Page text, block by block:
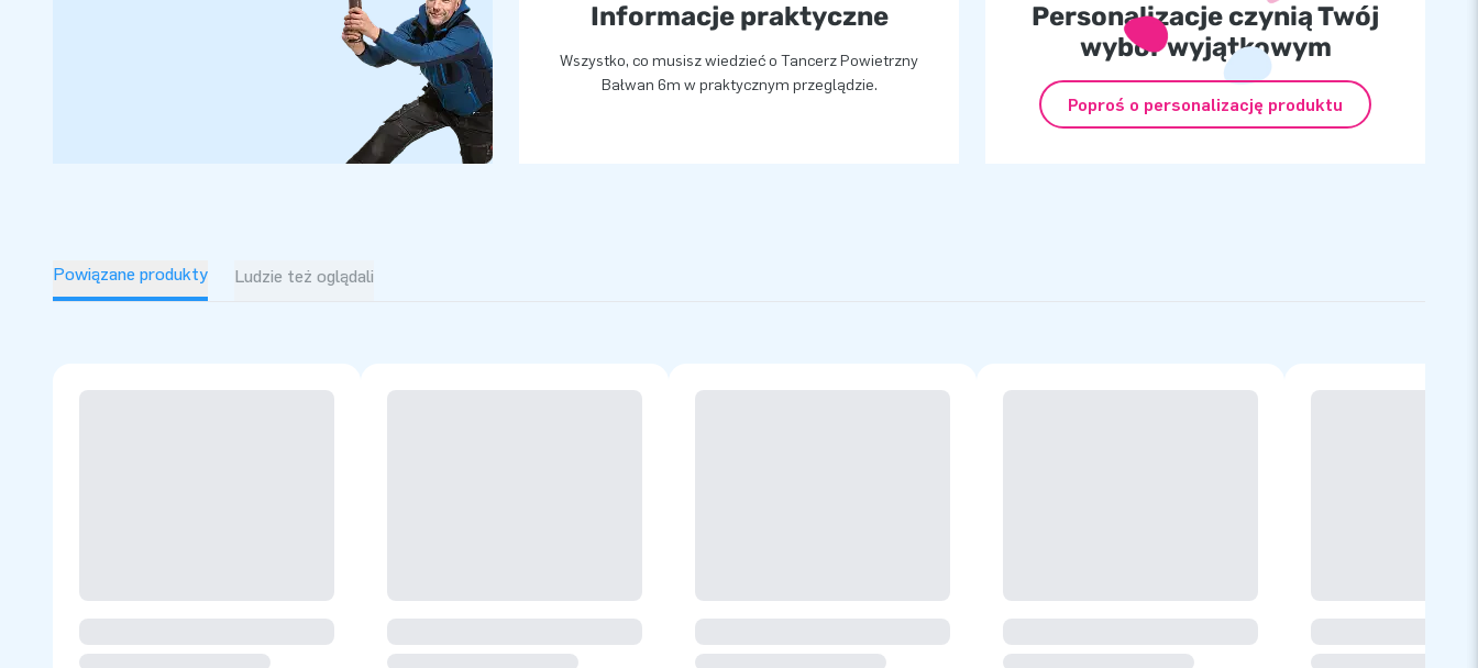
Informacje praktyczne
Wszystko, co musisz wiedzieć o Tancerz Powietrzny
Bałwan 6m w praktycznym przeglądzie.
Personalizacje czynią Twój
wybór wyjątkowym
Poproś o personalizację produktu
Powiązane produkty Ludzie też oglądali